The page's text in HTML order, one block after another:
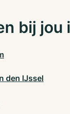
bij jou
den IJssel